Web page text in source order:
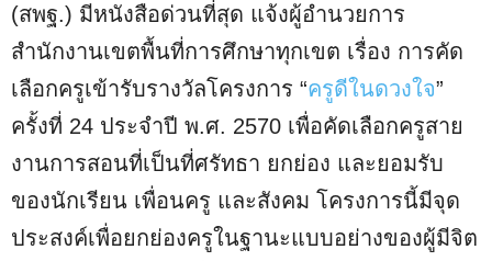
(สพฐ.) มีหนังสือด่วนที่สุด แจ้งผู้อำนวยการ
สำนักงานเขตพื้นที่การศึกษาทุกเขต เรื่อง การคัด
เลือกครูเข้ารับรางวัลโครงการ “ครูดีในดวงใจ”
ครั้งที่ 24 ประจำปี พ.ศ. 2570 เพื่อคัดเลือกครูสาย
งานการสอนที่เป็นที่ศรัทธา ยกย่อง และยอมรับ
ของนักเรียน เพื่อนครู และสังคม โครงการนี้มีจุด
ประสงค์เพื่อยกย่องครูในฐานะแบบอย่างของผู้มีจิต